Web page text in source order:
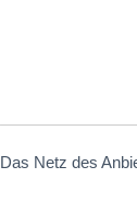
Das Netz des